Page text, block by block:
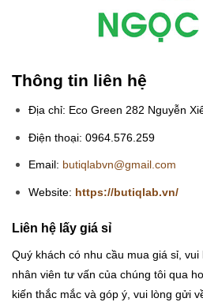
Thông tin liên hệ
Địa chỉ: Eco Green 282 Nguyễn
Điện thoại: 0964.576.259
Email: butiqlabvn@gmail.com
Website: https://butiqlab.vn/
Liên hệ lấy giá sỉ
Quý khách có nhu cầu mua giá sỉ,
nhân viên tư vấn của chúng tôi qua
kiến thắc mắc và góp ý, vui lòng gửi